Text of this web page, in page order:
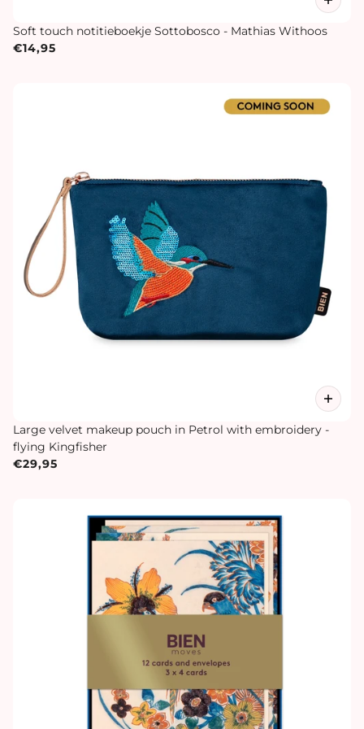
Soft touch notitieboekje Sottobosco - Mathias Withoos
€14,95
Large velvet makeup pouch in Petrol with embroidery -
flying Kingfisher
€29,95